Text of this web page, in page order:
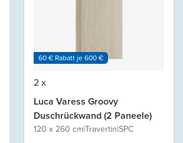
60 € Rabatt je 600 €
2 x
Luca Varess Groovy
Duschrückwand (2 Paneele)
120 x 260 cm|Travertin|SPC